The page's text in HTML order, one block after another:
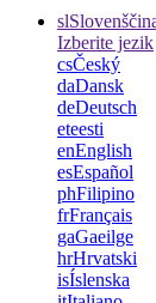
sl
Izberite jezik
csČeský
daDansk
deDeutsch
eteesti
enEnglish
esEspañol
phFilipino
frFrançais
gaGaeilge
hrHrvatski
isÍslenska